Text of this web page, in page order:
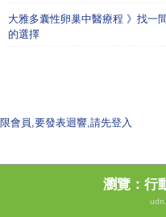
大雅多囊性卵巢中醫療程 》找一
的選擇
限會員,要發表迴響,請先登入
瀏覽： 行